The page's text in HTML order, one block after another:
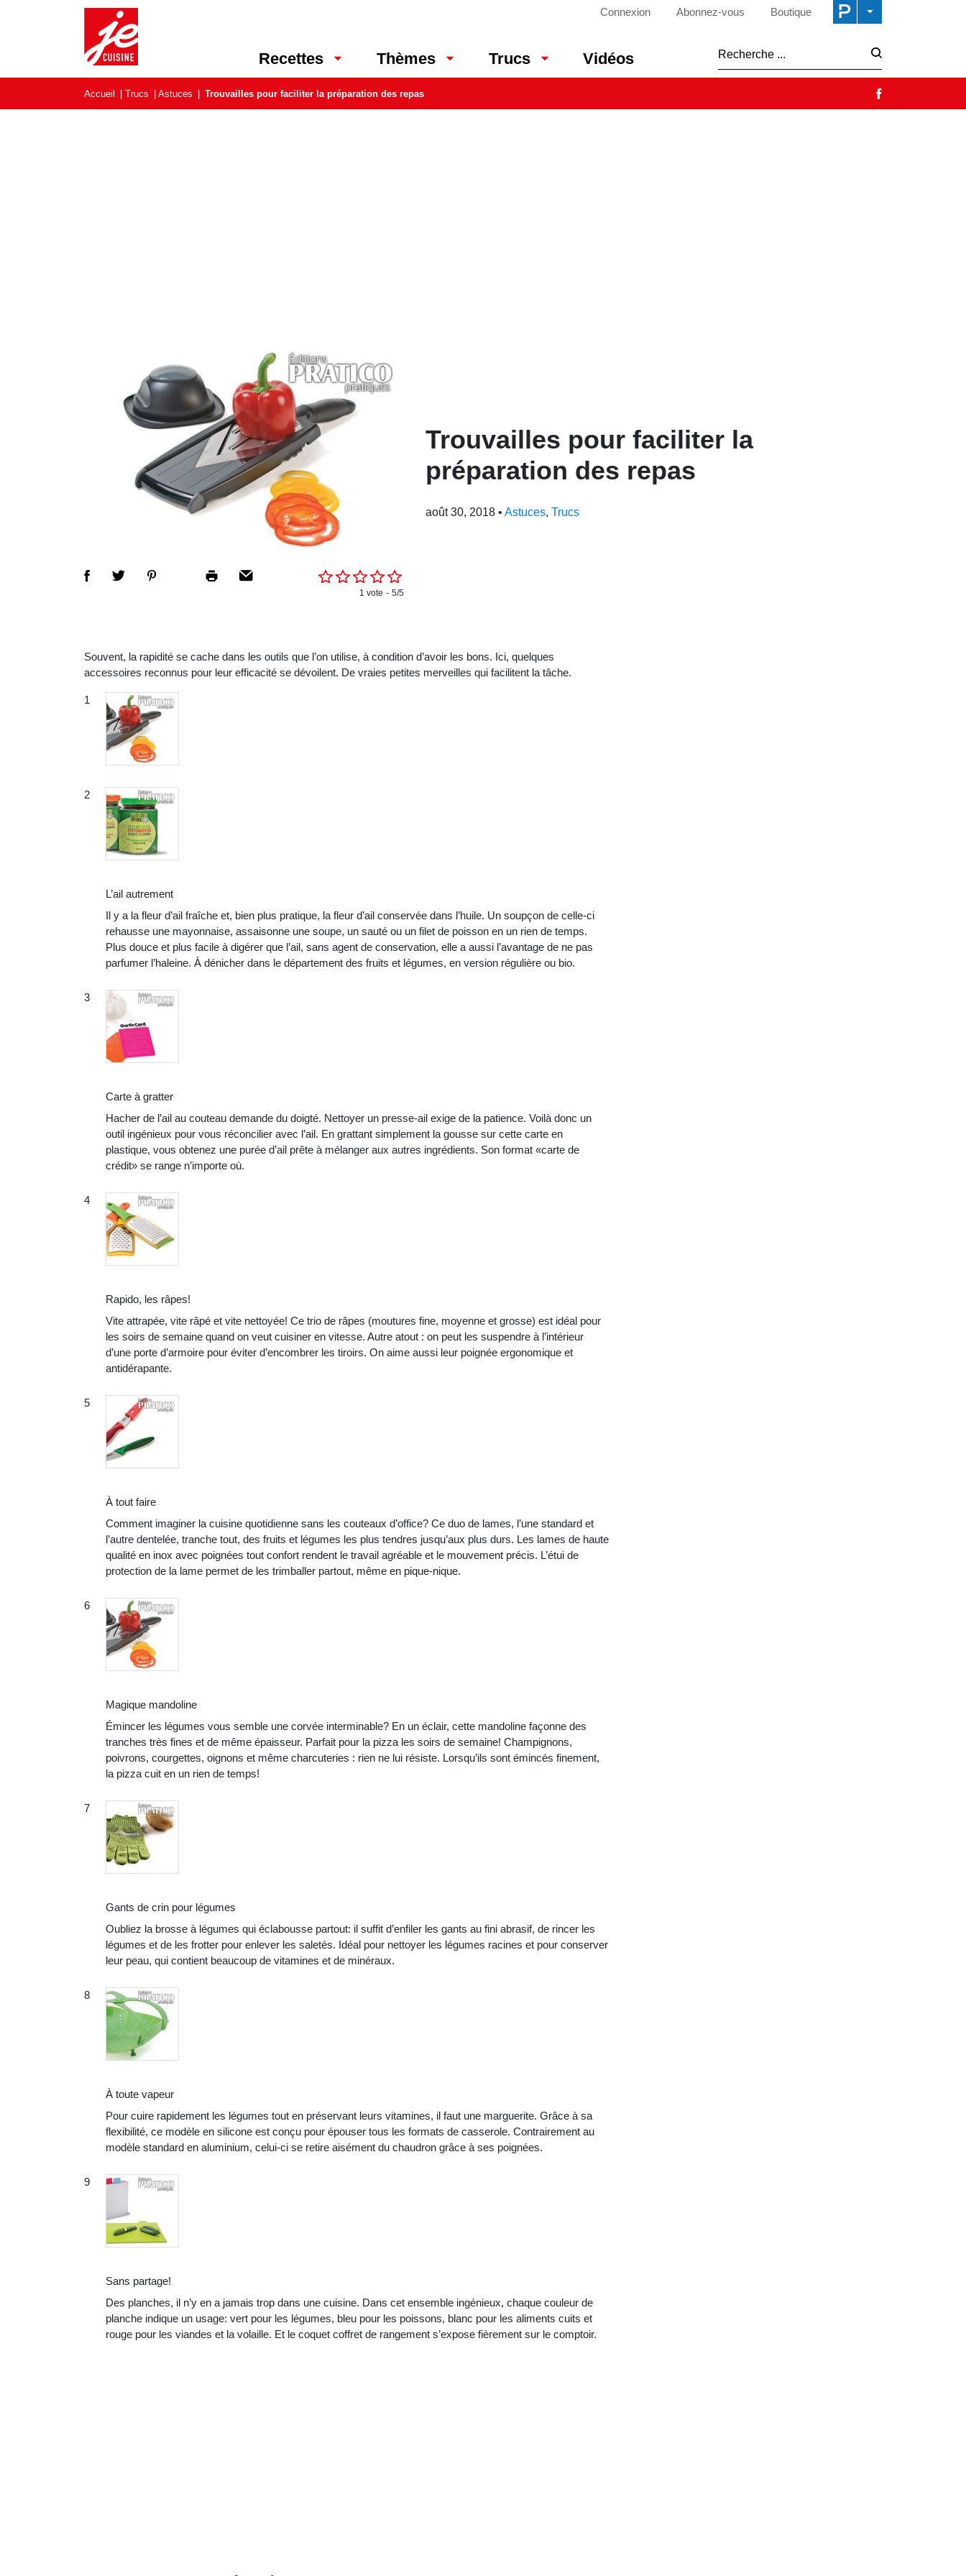
Connexion Abonnez-vous Boutique
Recettes Thèmes Trucs Vidéos
Accueil Trucs Astuces Trouvailles pour faciliter la préparation des repas
1 vote 5/5
Trouvailles pour faciliter la
préparation des repas
août 30, 2018 • Astuces, Trucs
Souvent, la rapidité se cache dans les outils que l’on utilise, à condition d’avoir les bons. Ici, quelques
accessoires reconnus pour leur efficacité se dévoilent. De vraies petites merveilles qui facilitent la tâche.
L’ail autrement
Il y a la fleur d’ail fraîche et, bien plus pratique, la fleur d’ail conservée dans l’huile. Un soupçon de celle-ci
rehausse une mayonnaise, assaisonne une soupe, un sauté ou un filet de poisson en un rien de temps.
Plus douce et plus facile à digérer que l’ail, sans agent de conservation, elle a aussi l’avantage de ne pas
parfumer l’haleine. À dénicher dans le département des fruits et légumes, en version régulière ou bio.
Carte à gratter
Hacher de l’ail au couteau demande du doigté. Nettoyer un presse-ail exige de la patience. Voilà donc un
outil ingénieux pour vous réconcilier avec l’ail. En grattant simplement la gousse sur cette carte en
plastique, vous obtenez une purée d’ail prête à mélanger aux autres ingrédients. Son format «carte de
crédit» se range n’importe où.
Rapido, les râpes!
Vite attrapée, vite râpé et vite nettoyée! Ce trio de râpes (moutures fine, moyenne et grosse) est idéal pour
les soirs de semaine quand on veut cuisiner en vitesse. Autre atout : on peut les suspendre à l’intérieur
d’une porte d’armoire pour éviter d’encombrer les tiroirs. On aime aussi leur poignée ergonomique et
antidérapante.
À tout faire
Comment imaginer la cuisine quotidienne sans les couteaux d’office? Ce duo de lames, l’une standard et
l’autre dentelée, tranche tout, des fruits et légumes les plus tendres jusqu’aux plus durs. Les lames de haute
qualité en inox avec poignées tout confort rendent le travail agréable et le mouvement précis. L’étui de
protection de la lame permet de les trimballer partout, même en pique-nique.
Magique mandoline
Émincer les légumes vous semble une corvée interminable? En un éclair, cette mandoline façonne des
tranches très fines et de même épaisseur. Parfait pour la pizza les soirs de semaine! Champignons,
poivrons, courgettes, oignons et même charcuteries : rien ne lui résiste. Lorsqu’ils sont émincés finement,
la pizza cuit en un rien de temps!
Gants de crin pour légumes
Oubliez la brosse à légumes qui éclabousse partout: il suffit d’enfiler les gants au fini abrasif, de rincer les
légumes et de les frotter pour enlever les saletés. Idéal pour nettoyer les légumes racines et pour conserver
leur peau, qui contient beaucoup de vitamines et de minéraux.
À toute vapeur
Pour cuire rapidement les légumes tout en préservant leurs vitamines, il faut une marguerite. Grâce à sa
flexibilité, ce modèle en silicone est conçu pour épouser tous les formats de casserole. Contrairement au
modèle standard en aluminium, celui-ci se retire aisément du chaudron grâce à ses poignées.
Sans partage!
Des planches, il n’y en a jamais trop dans une cuisine. Dans cet ensemble ingénieux, chaque couleur de
planche indique un usage: vert pour les légumes, bleu pour les poissons, blanc pour les aliments cuits et
rouge pour les viandes et la volaille. Et le coquet coffret de rangement s’expose fièrement sur le comptoir.